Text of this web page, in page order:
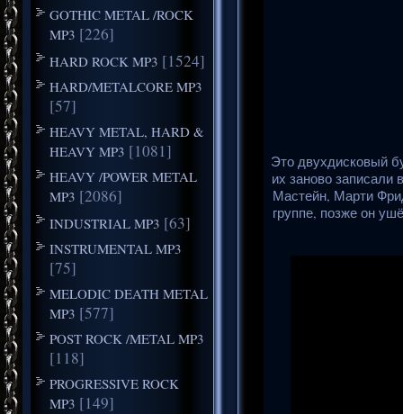
GOTHIC METAL /ROCK
MP3 [226]
HARD ROCK MP3 [1524]
HARD/METALCORE MP3
[57]
HEAVY METAL, HARD &
HEAVY MP3 [1081]
HEAVY /POWER METAL
MP3 [2086]
INDUSTRIAL MP3 [63]
INSTRUMENTAL MP3
[75]
MELODIC DEATH METAL
MP3 [577]
POST ROCK /METAL MP3
[118]
PROGRESSIVE ROCK
MP3 [149]
Это двухдисковый
их заново записали
Мастейн, Марти
группе, позже он